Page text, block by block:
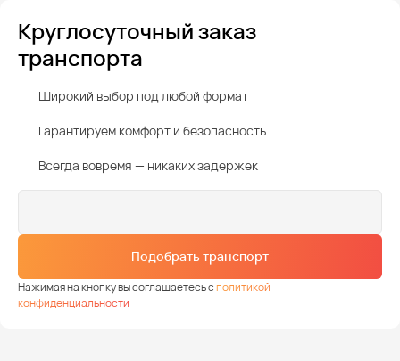
Круглосуточный заказ
транспорта
Широкий выбор под любой формат
Гарантируем комфорт и безопасность
Всегда вовремя — никаких задержек
Подобрать транспорт
Нажимая на кнопку вы соглашаетесь сполитикой
конфиденциальности